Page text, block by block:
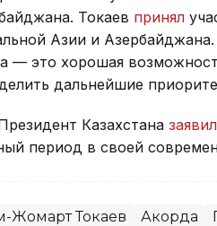
Токаев принял
Азии и
— это хорошая
дальнейшие
Казахстана заявил
период в своей
Жомарт Токаев Акорда